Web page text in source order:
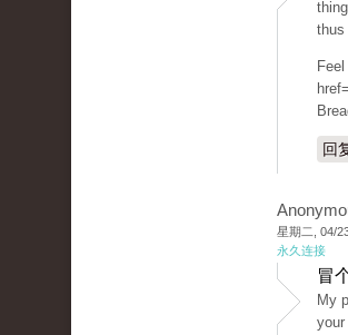
thus
回
星期二, 04/
永久连接
冒
My